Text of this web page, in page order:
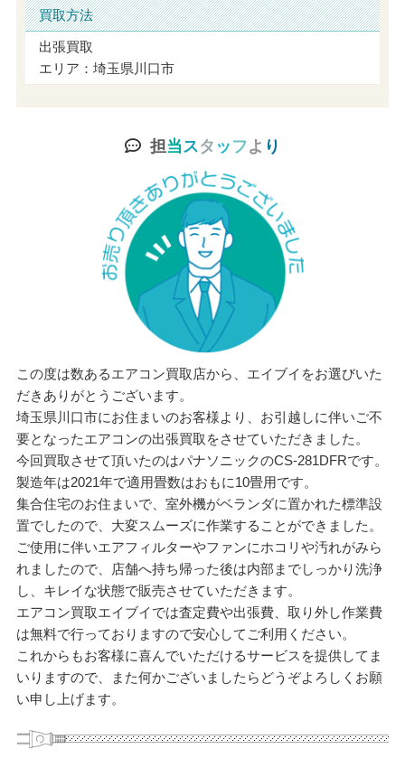
買取方法
出張買取
エリア：埼玉県川口市
担当スタ ッ フよ り
この度は数あるエアコン買取店から、エイブイをお選びいた
だきありがとうございます。
埼玉県川口市にお住まいのお客様より、お引越しに伴いご不
要となったエアコンの出張買取をさせていただきました。
今回買取させて頂いたのはパナソニックのCS-281DFRです。
製造年は2021年で適用畳数はおもに10畳用です。
集合住宅のお住まいで、室外機がベランダに置かれた標準設
置でしたので、大変スムーズに作業することができました。
ご使用に伴いエアフィルターやファンにホコリや汚れがみら
れましたので、店舗へ持ち帰った後は内部までしっかり洗浄
し、キレイな状態で販売させていただきます。
エアコン買取エイブイでは査定費や出張費、取り外し作業費
は無料で行っておりますので安心してご利用ください。
これからもお客様に喜んでいただけるサービスを提供してま
いりますので、また何かございましたらどうぞよろしくお願
い申し上げます。